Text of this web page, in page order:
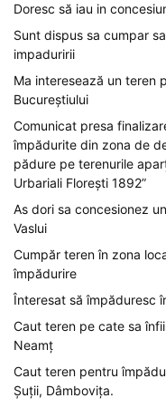
Doresc să iau in
Sunt dispus sa cumpar
impaduririi
Ma interesează un teren
Bucureștiului
Comunicat presa
împădurite din zona de
pădure pe terenurile
Urbariali Florești 1892”
As dori sa concesionez
Vaslui
Cumpăr teren în zona
împădurire
Înteresat să împăduresc
Caut teren pe cate sa
Neamț
Caut teren pentru
Șuții, Dâmbovița.